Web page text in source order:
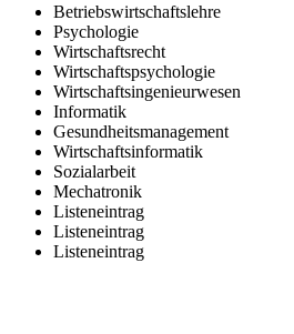
Betriebswirtschaftslehre
Psychologie
Wirtschaftsrecht
Wirtschaftspsychologie
Wirtschaftsingenieurwesen
Informatik
Gesundheitsmanagement
Wirtschaftsinformatik
Sozialarbeit
Mechatronik
Listeneintrag
Listeneintrag
Listeneintrag